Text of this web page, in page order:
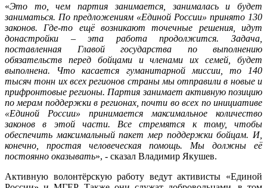
«Это то, чем партия занимается, занималась и будет
заниматься. По предложениям «Единой России» принято 130
законов. Где-то ещё возникают точечные решения, идут
донастройки – эта работа продолжится. Задача,
поставленная Главой государства по выполнению
обязательств перед бойцами и членами их семей, будет
выполнена. Что касается гуманитарной миссии, то 140
тысяч тонн их всех регионов страны мы отправили в новые и
прифронтовые регионы. Партия занимает активную позицию
по мерам поддержки в регионах, почти во всех по инициативе
«Единой России» принимается максимальное количество
законов в этой части. Все стремятся к тому, чтобы
обеспечить максимальный пакет мер поддержки бойцам. И,
конечно, простая человеческая помощь. Мы должны её
постоянно оказывать», - сказал Владимир Якушев.
Активную волонтёрскую работу ведут активисты «Единой